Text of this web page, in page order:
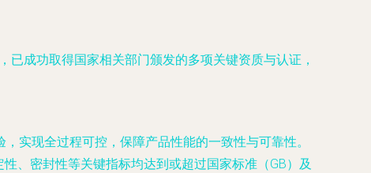
成功取得国家相关部门颁发的多项关键资质与认证，
实现全过程可控，保障产品性能的一致性与可靠性。
、密封性等关键指标均达到或超过国家标准（GB）及